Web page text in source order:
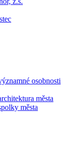
osobnosti
města
města